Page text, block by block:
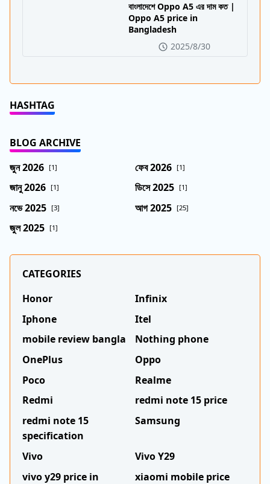
বাংলাদেশে Oppo A5 এর দাম কত |
Oppo A5 price in
Bangladesh
2025/8/30
HASHTAG
BLOG ARCHIVE
জুন 2026 [1] ফেব 2026 [1]
জানু 2026 [1] ডিসে 2025 [1]
নভে 2025 [3] আগ 2025 [25]
জুল 2025 [1]
CATEGORIES
Honor
Infinix
Iphone
Itel
mobile review bangla
Nothing phone
OnePlus
Oppo
Poco
Realme
Redmi
redmi note 15 price
redmi note 15
specification
Samsung
Vivo
Vivo Y29
vivo y29 price in
xiaomi mobile price